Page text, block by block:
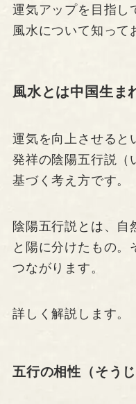
運気アップを目指し
風水について知って
風水とは中国生ま
運気を向上させると
発祥の陰陽五行説（
基づく考え方です。
陰陽五行説とは、自
と陽に分けたもの。
つながります。
詳しく解説します。
五行の相性（そう